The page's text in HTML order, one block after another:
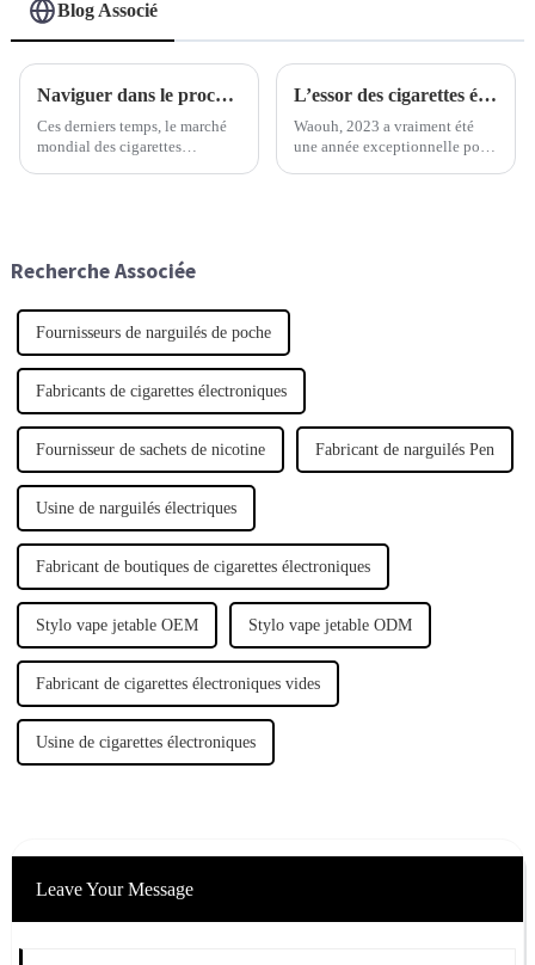
Blog Associé
Naviguer dans le processus de certification à l'exportation pour le meilleur de l'industrie de la cigarette électronique jetable
Ces derniers temps, le marché
mondial des cigarettes
L’essor des cigarettes électroniques jetables en 2023 : analyse des tendances du marché et des préférences des utilisateurs
Waouh, 2023 a vraiment été
une année exceptionnelle pour
Recherche Associée
Fournisseurs de narguilés de poche
Fabricants de cigarettes électroniques
Fournisseur de sachets de nicotine Fabricant de narguilés Pen
Usine de narguilés électriques
Fabricant de boutiques de cigarettes électroniques
Stylo vape jetable OEM Stylo vape jetable ODM
Fabricant de cigarettes électroniques vides
Usine de cigarettes électroniques
Leave Your Message